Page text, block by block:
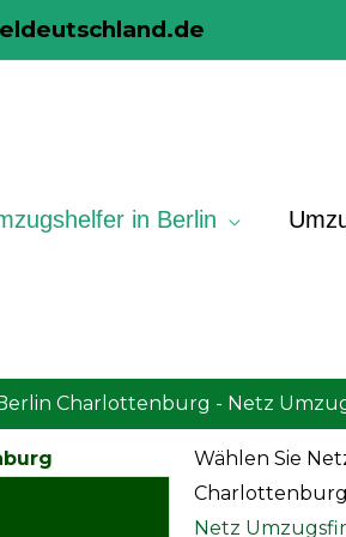
in Berlin
Charlottenburg - Netz
Wählen Sie
Charlottenburg
Netz